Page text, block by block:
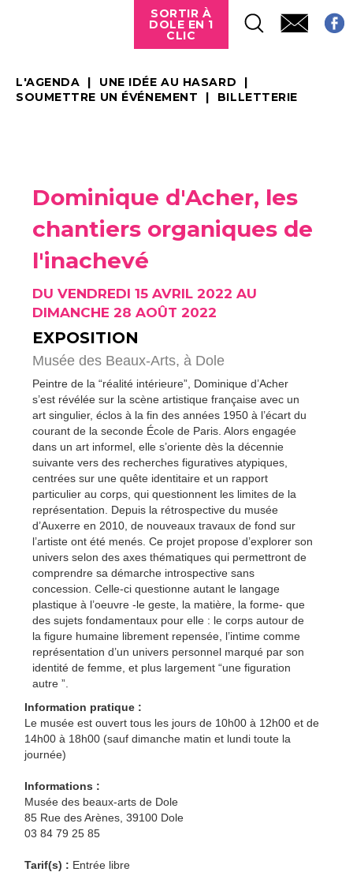
SORTIR À
DOLE EN 1
CLIC
L'AGENDA
UNE IDÉE AU HASARD
SOUMETTRE UN ÉVÉNEMENT
BILLETTERIE
Dominique d'Acher, les
chantiers organiques de
l'inachevé
DU VENDREDI 15 AVRIL 2022 AU
DIMANCHE 28 AOÛT 2022
EXPOSITION
Musée des Beaux-Arts, à Dole
Peintre de la “réalité intérieure”, Dominique d’Acher
s’est révélée sur la scène artistique française avec un
art singulier, éclos à la fin des années 1950 à l’écart du
courant de la seconde École de Paris. Alors engagée
dans un art informel, elle s’oriente dès la décennie
suivante vers des recherches figuratives atypiques,
centrées sur une quête identitaire et un rapport
particulier au corps, qui questionnent les limites de la
représentation. Depuis la rétrospective du musée
d’Auxerre en 2010, de nouveaux travaux de fond sur
l’artiste ont été menés. Ce projet propose d’explorer son
univers selon des axes thématiques qui permettront de
comprendre sa démarche introspective sans
concession. Celle-ci questionne autant le langage
plastique à l’oeuvre -le geste, la matière, la forme- que
des sujets fondamentaux pour elle : le corps autour de
la figure humaine librement repensée, l’intime comme
représentation d’un univers personnel marqué par son
identité de femme, et plus largement “une figuration
autre ”.
Information pratique :
Le musée est ouvert tous les jours de 10h00 à 12h00 et de
14h00 à 18h00 (sauf dimanche matin et lundi toute la
journée)
Informations :
Musée des beaux-arts de Dole
85 Rue des Arènes, 39100 Dole
03 84 79 25 85
Tarif(s) : Entrée libre